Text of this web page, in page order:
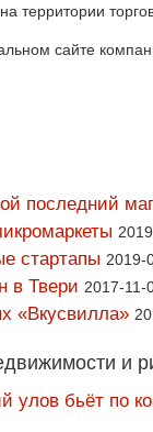
территории
сайте
последний
стартапы 2019-
в Твери 2017-11-
«Вкусвилла»
и
улов бьёт по